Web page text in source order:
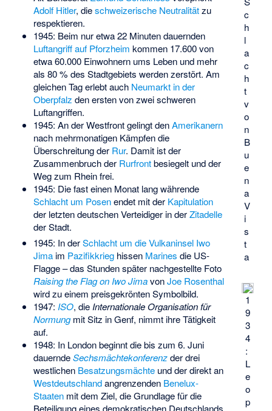
c
h
l
a
c
h
t
v
o
n
B
u
e
n
a
V
i
s
t
a
1
9
3
4
:
L
e
o
p
Adolf Hitler, dieschweizerische Neutralitätzu
respektieren.
1945: Beim nur etwa 22 Minuten dauernden
Luftangriff auf Pforzheim kommen 17.600 von
etwa 60.000 Einwohnern ums Leben und mehr
als 80 % des Stadtgebiets werden zerstört. Am
gleichen Tag erlebt auch Neumarkt in der
Oberpfalz den ersten vonzwei schweren
Luftangriffen.
1945: An der Westfront gelingt denAmerikanern
nach mehrmonatigen Kämpfen die
Überschreitung der Rur. Damit ist der
Zusammenbruch der Rurfrontbesiegelt und der
Weg zum Rhein frei.
1945: Die fast einen Monat lang währende
Schlacht um Posenendet mit der Kapitulation
der letzten deutschen Verteidiger in derZitadelle
der Stadt.
1945: In derSchlacht um die Vulkaninsel Iwo
Jimaim Pazifikkrieghissen Marines die US-
Flagge – das Stunden später nachgestellte Foto
Raising the Flag on Iwo JimavonJoe Rosenthal
wird zu einem preisgekrönten Symbolbild.
1947: ISO, die Internationale Organisation für
Normungmit Sitz in Genf, nimmt ihre Tätigkeit
auf.
1948: In London beginnt die bis zum 6. Juni
dauerndeSechsmächtekonferenzder drei
westlichen Besatzungsmächteund der direkt an
Westdeutschlandangrenzenden Benelux-
Staatenmit dem Ziel, die Grundlage für die
Beteiligung eines demokratischen Deutschlands